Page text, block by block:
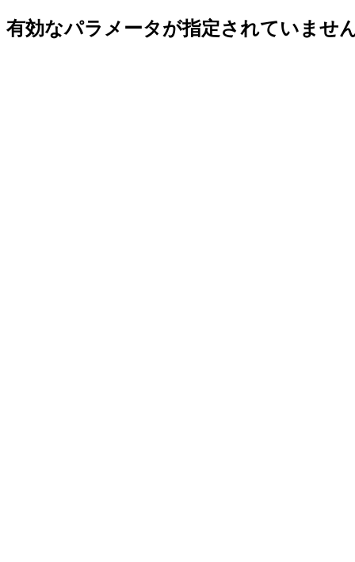
有効なパラメータが指定されていませ